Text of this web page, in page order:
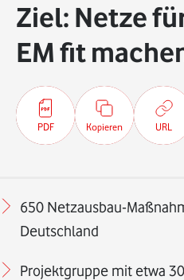
Ziel: Netze
EM fit
PDF Kopieren URL
650 Netzausbau-
Deutschland
Projektgruppe mit etwa